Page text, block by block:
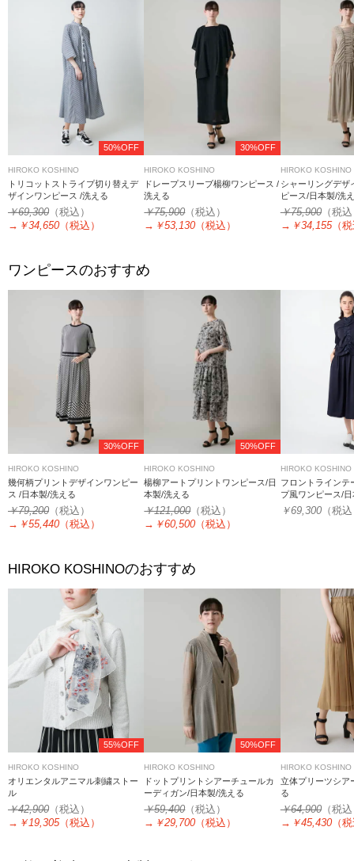
50%OFF
HIROKO KOSHINO
トリコットストライプ切り替えデ
ザインワンピース /洗える
￥69,300 （税込）
→ ￥34,650 （税込）
30%OFF
HIROKO KOSHINO
ドレープスリーブ楊柳ワンピース /
洗える
￥75,900（税込）
→ ￥53,130 （税込）
HIROKO KOSHINO
シャーリングデザ
ピース/日本製/洗
￥75,900（税
→ ￥34,155（
ワンピースのおすすめ
30%OFF
HIROKO KOSHINO
幾何柄プリントデザインワンピー
ス /日本製/洗える
￥79,200 （税込）
→ ￥55,440 （税込）
50%OFF
HIROKO KOSHINO
楊柳アートプリントワンピース/日
本製/洗える
￥121,000（税込）
→ ￥60,500 （税込）
HIROKO KOSHINO
フロントラインテ
プ風ワンピース/
￥69,300（税
HIROKO KOSHINOのおすすめ
55%OFF
HIROKO KOSHINO
オリエンタルアニマル刺繍ストー
ル
￥42,900 （税込）
→ ￥19,305（税込）
50%OFF
HIROKO KOSHINO
ドットプリントシアーチュールカ
ーディガン/日本製/洗える
￥59,400（税込）
→ ￥29,700 （税込）
HIROKO KOSHINO
立体プリーツシア
る
￥64,900（税
→ ￥45,430（